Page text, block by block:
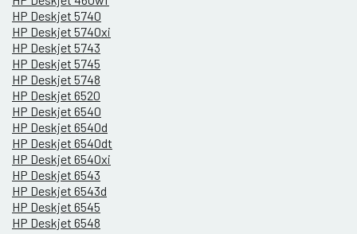
HP Deskjet 5740
HP Deskjet 5740xi
HP Deskjet 5743
HP Deskjet 5745
HP Deskjet 5748
HP Deskjet 6520
HP Deskjet 6540
HP Deskjet 6540d
HP Deskjet 6540dt
HP Deskjet 6540xi
HP Deskjet 6543
HP Deskjet 6543d
HP Deskjet 6545
HP Deskjet 6548